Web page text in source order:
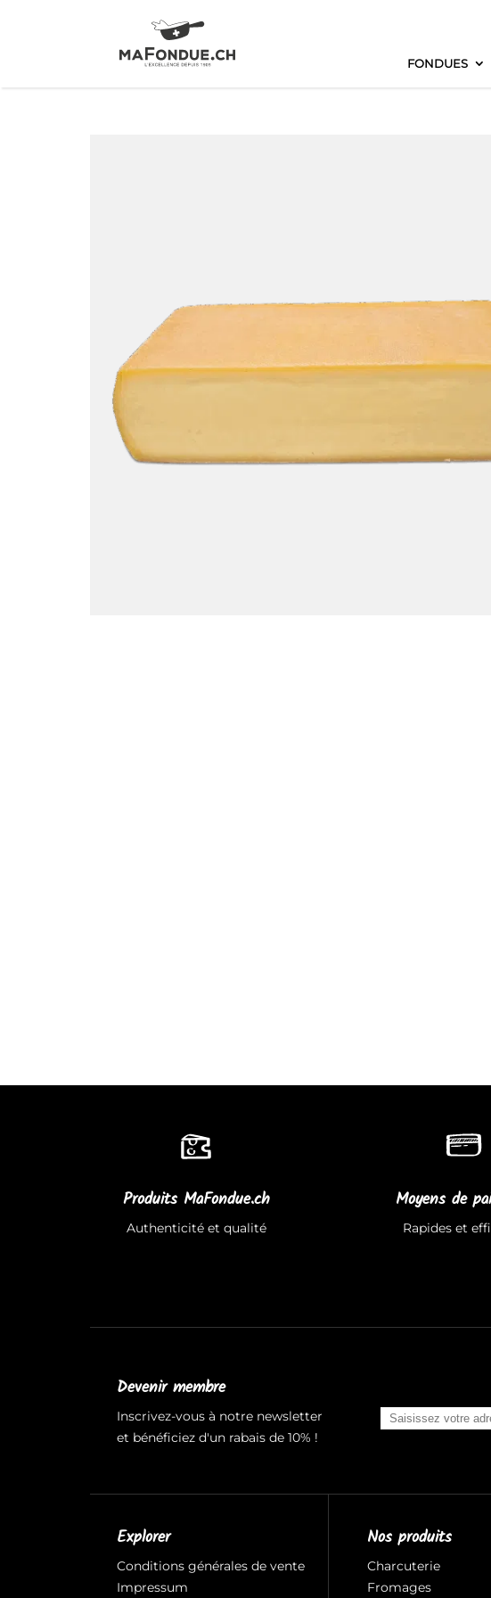
FONDUES
Produits MaFondue.ch
Authenticité et qualité
Moyens de
Rapides et
Devenir membre
Inscrivez-vous à notre newsletter
et bénéficiez d'un rabais de 10% !
Explorer
Conditions générales de vente
Impressum
Nos produits
Charcuterie
Fromages